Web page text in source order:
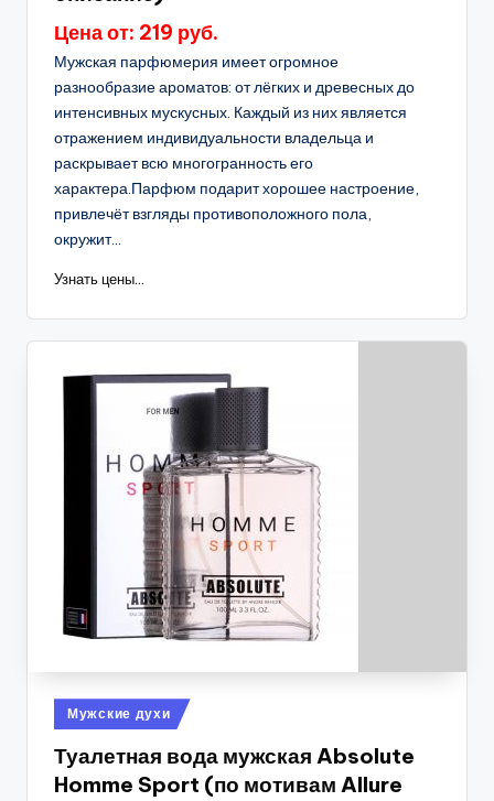
Цена от: 219 руб.
Мужская парфюмерия имеет огромное
разнообразие ароматов: от лёгких и древесных до
интенсивных мускусных. Каждый из них является
отражением индивидуальности владельца и
раскрывает всю многогранность его
характера.Парфюм подарит хорошее настроение,
привлечёт взгляды противоположного пола,
окружит...
Узнать цены...
Опубликовано
в
Мужские духи
Туалетная вода мужская Absolute
Homme Sport (по мотивам Allure